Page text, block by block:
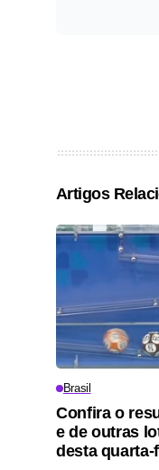
Artigos
Brasil
Confira o
e de outras
desta quarta-